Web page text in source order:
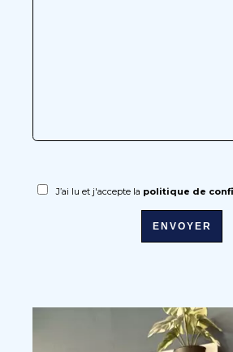
J’ai lu et j'accepte la politique de
ENVOYER